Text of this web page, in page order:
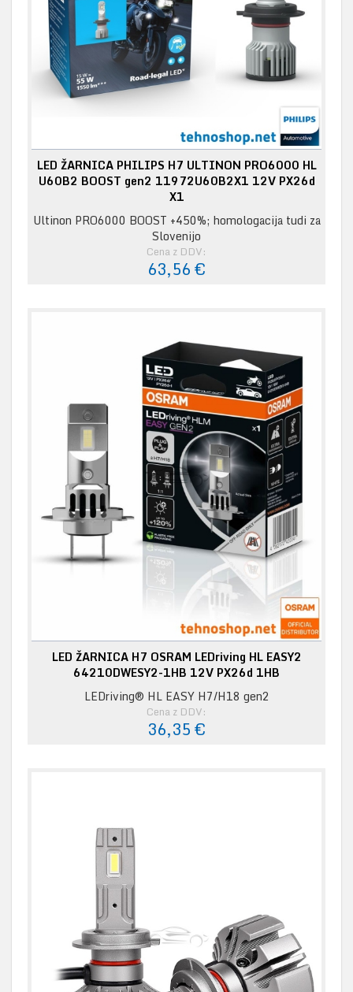
LED ŽARNICA PHILIPS H7 ULTINON PRO6000 HL
U60B2 BOOST gen2 11972U60B2X1 12V PX26d
X1
Ultinon PRO6000 BOOST +450%; homologacija tudi za
Slovenijo
Cena z DDV:
63,56 €
LED ŽARNICA H7 OSRAM LEDriving HL EASY2
64210DWESY2-1HB 12V PX26d 1HB
LEDriving® HL EASY H7/H18 gen2
Cena z DDV:
36,35 €